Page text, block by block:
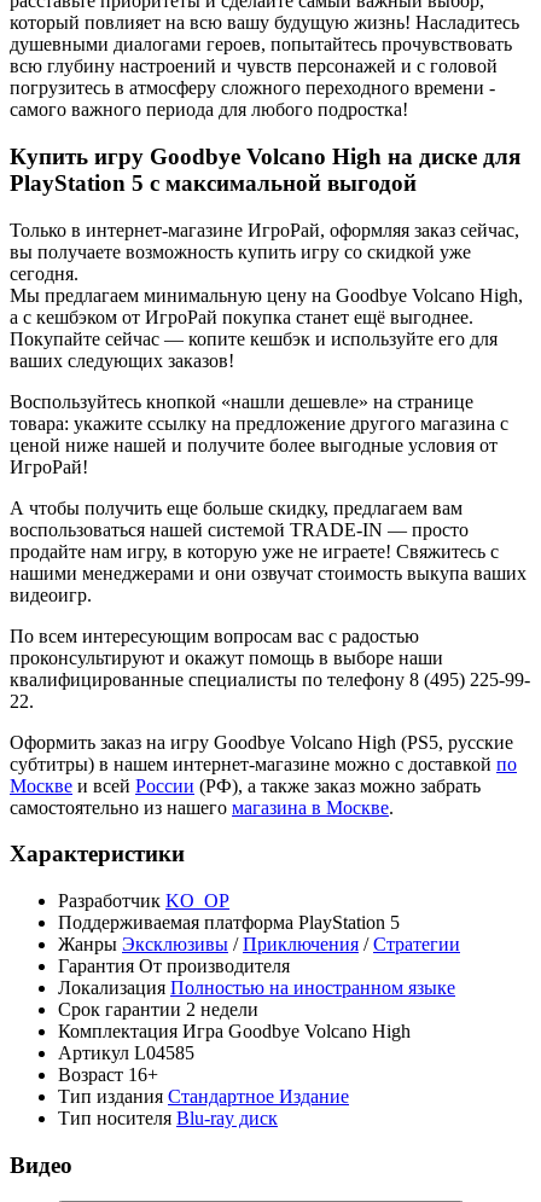
который повлияет на всю вашу будущую жизнь! Насладитесь
душевными диалогами героев, попытайтесь прочувствовать
всю глубину настроений и чувств персонажей и с головой
погрузитесь в атмосферу сложного переходного времени -
самого важного периода для любого подростка!
Купить игру Goodbye Volcano High на диске для
PlayStation 5 с максимальной выгодой
Только в интернет-магазине ИгроРай, оформляя заказ сейчас,
вы получаете возможность купить игру со скидкой уже
сегодня.
Мы предлагаем минимальную цену на Goodbye Volcano High,
а с кешбэком от ИгроРай покупка станет ещё выгоднее.
Покупайте сейчас — копите кешбэк и используйте его для
ваших следующих заказов!
Воспользуйтесь кнопкой «нашли дешевле» на странице
товара: укажите ссылку на предложение другого магазина с
ценой ниже нашей и получите более выгодные условия от
ИгроРай!
А чтобы получить еще больше скидку, предлагаем вам
воспользоваться нашей системой TRADE-IN — просто
продайте нам игру, в которую уже не играете! Свяжитесь с
нашими менеджерами и они озвучат стоимость выкупа ваших
видеоигр.
По всем интересующим вопросам вас с радостью
проконсультируют и окажут помощь в выборе наши
квалифицированные специалисты по телефону 8 (495) 225-99-
22.
Оформить заказ на игру Goodbye Volcano High (PS5, русские
субтитры) в нашем интернет-магазине можно с доставкой по
Москве и всей России (РФ), а также заказ можно забрать
самостоятельно из нашего магазина в Москве.
Характеристики
Разработчик KO_OP
Поддерживаемая платформа PlayStation 5
Жанры Эксклюзивы /Приключения /Стратегии
Гарантия От производителя
Локализация Полностью на иностранном языке
Срок гарантии 2 недели
Комплектация Игра Goodbye Volcano High
Артикул L04585
Возраст 16+
Тип издания Стандартное Издание
Тип носителя Blu-ray диск
Видео